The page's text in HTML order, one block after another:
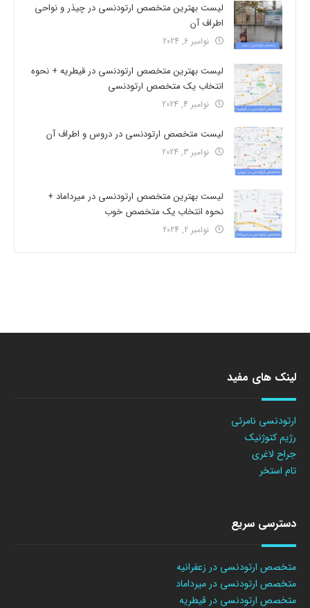
لیست بهترین متخصص ارتودنسی در چیذر و نواحی
اطراف آن
نوامبر 6, 2024
لیست بهترین متخصص ارتودنسی در قیطریه + نحوه
انتخاب یک متخصص ارتودنسی
نوامبر 4, 2024
لیست متخصص ارتودنسی در دروس و اطراف آن
نوامبر 3, 2024
لیست بهترین متخصص ارتودنسی در میرداماد +
نحوه انتخاب یک متخصص خوب
نوامبر 2, 2024
لینک های مفید
ارتودنسی نامرئی
رژیم کتوژنیک
جراح لاغری
تام استخر
دسترسی سریع
متخصص ارتودنسی در زعفرانیه
متخصص ارتودنسی در میرداماد
متخصص ارتودنسی در قیطریه